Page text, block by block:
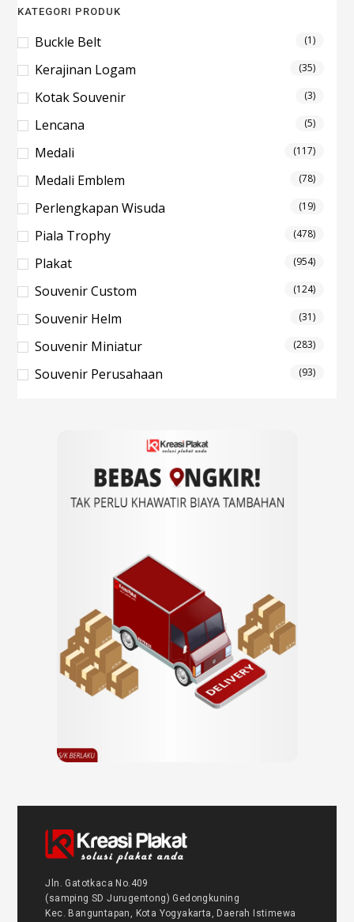
KATEGORI PRODUK
Buckle Belt (1)
Kerajinan Logam (35)
Kotak Souvenir (3)
Lencana (5)
Medali (117)
Medali Emblem (78)
Perlengkapan Wisuda (19)
Piala Trophy (478)
Plakat (954)
Souvenir Custom (124)
Souvenir Helm (31)
Souvenir Miniatur (283)
Souvenir Perusahaan (93)
Jln. Gatotkaca No.409
(samping SD Jurugentong) Gedongkuning
Kec. Banguntapan, Kota Yogyakarta, Daerah Istimewa